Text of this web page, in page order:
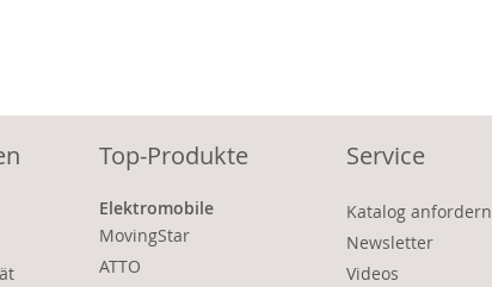
Top-Produkte
Elektromobile
MovingStar
ATTO
Service
Katalog anfordern
Newsletter
Videos